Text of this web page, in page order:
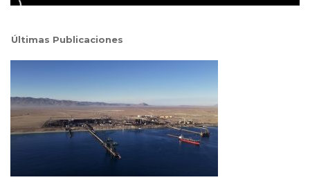
Últimas Publicaciones